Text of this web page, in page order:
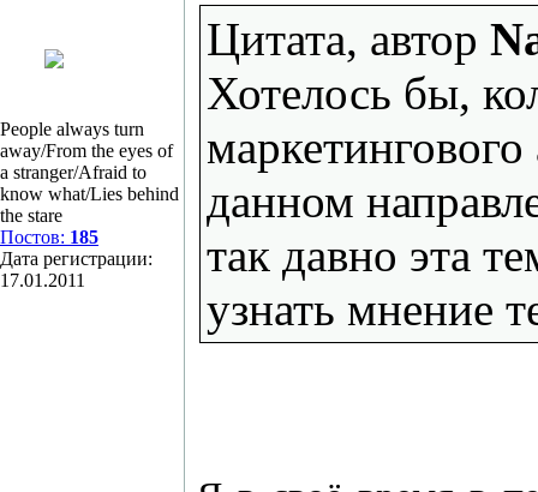
People always turn
away/From the eyes of
a stranger/Afraid to
know what/Lies behind
the stare
Постов: 185
Дата регистрации:
17.01.2011
Цитата, автор
Хотелось бы,
данном
так давно эта
узнать мнение